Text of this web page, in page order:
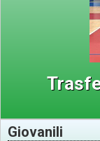
Giovanili